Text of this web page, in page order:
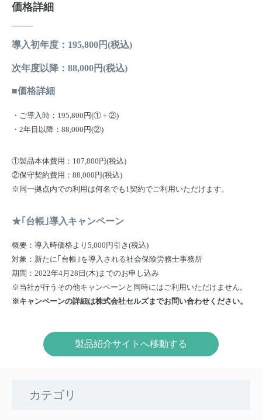
価格詳細
導入初年度：195,800円(税込)
次年度以降：88,000円(税込)
■価格詳細
・ご導入時：195,800円(①＋②)
・2年目以降：88,000円(②)
①製品本体費用：107,800円(税込)
②保守契約費用：88,000円(税込)
※同一拠点内での利用は何名でも1契約でご利用いただけます。
★｢台帳｣導入キャンペーン
概要：導入時価格より5,000円引き(税込)
対象：新たに｢台帳｣を導入される社会保険労務士事務所
期間：2022年4月28日(木)までのお申し込み
※当社が行うその他キャンペーンと同時にはご利用いただけません。
※キャンペーンの詳細は株式会社セルズまでお問い合わせください。
製品紹介サイトへ移動する
カテゴリ